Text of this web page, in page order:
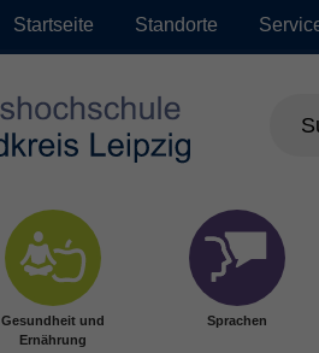
Startseite Standorte
Gesundheit und
Ernährung
Sprachen